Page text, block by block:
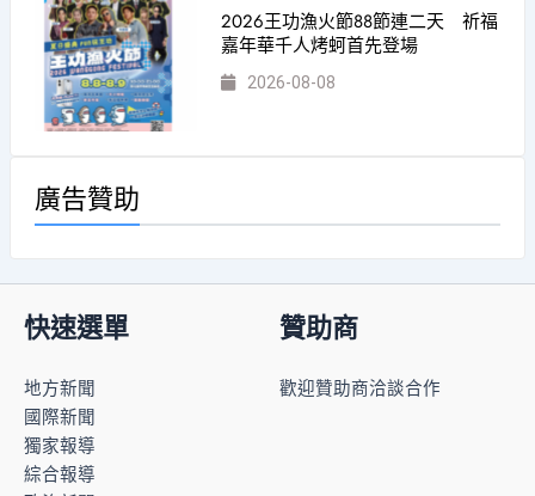
2026王功漁火節88節連二天 祈福
嘉年華千人烤蚵首先登場
2026-08-08
廣告贊助
快速選單
地方新聞
國際新聞
獨家報導
綜合報導
贊助商
歡迎贊助商洽談合作